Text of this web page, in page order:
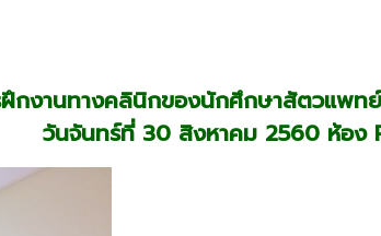
ฝึกงานทางคลินิกของนักศึกษาสัตวแพ
วันจันทร์ที่ 30 สิงหาคม 2560 ห้อง